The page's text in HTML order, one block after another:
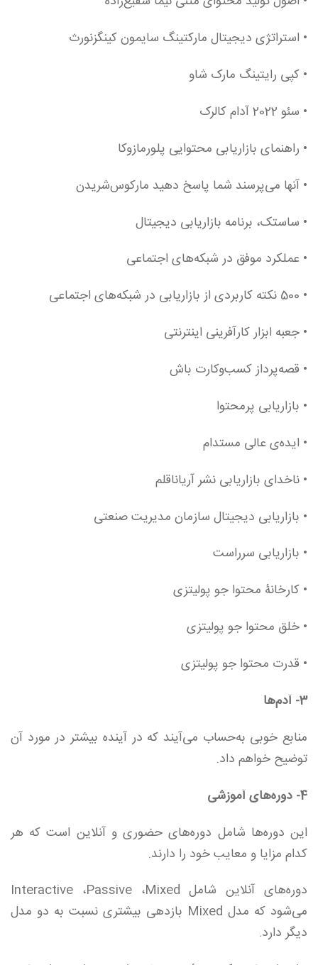
• استراتژی دیجیتال مارکتینگ سایمون کینگزنورث
• کپی رایتینگ مارک شاو
• سئو 2022 آدام کالرک
• راهنمای بازاریابی محتوایی پلورمازوکا
• آنها می‌پرسند شما پاسخ دهید مارکوس‌شریدن
• ساستک، برنامه بازاریابی دیجیتال
• عملکرد موفق در شبکه‌های اجتماعی
• 500 نکته کاربردی از بازاریابی در شبکه‌های اجتماعی
• جعبه ابزار کارآفرینی اینترنتی
• قصه‌پرداز کسب‌وکارت باش
• بازاریابی پرمحتوا
• ایدە‌ی عالی مستدام
• ناخدای بازاریابی نشر آریاناقلم
• بازاریابی دیجیتال سازمان مدیریت صنعتی
• بازاریابی سرراست
• کارخانۀ محتوا جو پولیتزی
• خلق محتوا جو پولیتزی
• قدرت محتوا جو پولیتزی
3- آدم‌ها
‌‌منابع خوبی به‌حساب می‌آیند که در آینده بیشتر در مورد آن
توضیح خواهم داد.
4- دوره‌های آموزشی
این دوره‌ها شامل دوره‌های حضوری و آنلاین است که هر
کدام مزایا و معایب خود را دارند.
دوره‌های آنلاین شامل Interactive ،Passive ،Mixed
می‌شود که مدل Mixed بازدهی بیشتری نسبت به دو مدل
دیگر دارد.